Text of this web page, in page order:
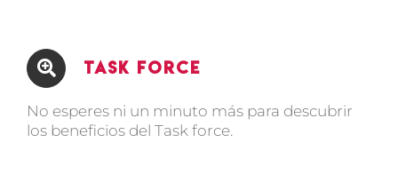
Task Force
No esperes ni un minuto más para descubrir
los beneficios del Task force.